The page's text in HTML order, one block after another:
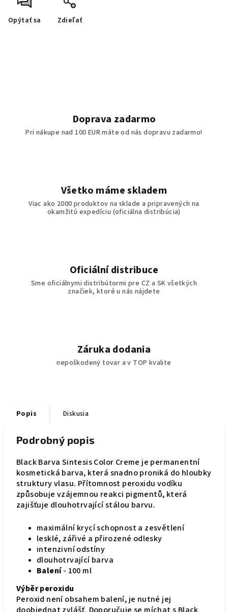
Opýtať sa Zdieľať
Doprava zadarmo
Pri nákupe nad 100 EUR máte od nás dopravu zadarmo!
Všetko máme skladem
Viac ako 2000 produktov na sklade a pripravených na
okamžitú expedíciu (oficiálna distribúcia)
Oficiální distribuce
Sme oficiálnymi distribútormi pre CZ a SK všetkých
značiek, ktoré u nás nájdete
Záruka dodania
nepoškodený tovar a v TOP kvalite
Popis Diskusia
Podrobný popis
Black Barva Sintesis Color Creme je permanentní
kosmetická barva, která snadno proniká do hloubky
struktury vlasu. Přítomnost peroxidu vodíku
způsobuje vzájemnou reakci pigmentů, která
zajišťuje dlouhotrvající stálou barvu.
maximální krycí schopnost a zesvětlení
lesklé, zářivé a přirozené odlesky
intenzivní odstíny
dlouhotrvající barva
Balení- 100 ml
Výběr peroxidu
Peroxid není obsahem balení, je nutné jej